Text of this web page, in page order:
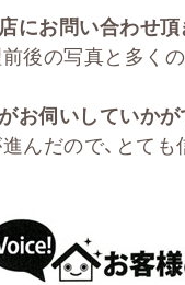
にお問い合わせ頂
後の写真と多く
お伺いしていかが
だので、とても